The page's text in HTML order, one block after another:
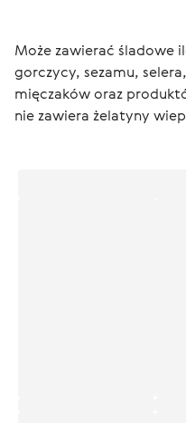
Może zawierać śladowe
gorczycy, sezamu,
mięczaków oraz
nie zawiera żelatyny